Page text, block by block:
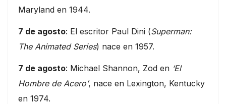
Maryland en 1944.
7 de agosto: El escritor Paul Dini (Superman:
The Animated Series) nace en 1957.
7 de agosto: Michael Shannon, Zod en ‘El
Hombre de Acero’, nace en Lexington, Kentucky
en 1974.